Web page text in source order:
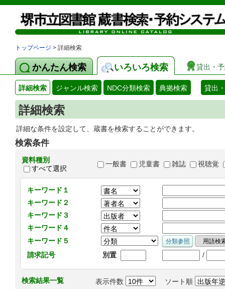
トップページ > 詳細検索
かんたん検索 いろいろ検索 貸出・
詳細検索 ジャンル検索 NDC分類検索 典拠検索 貸出
詳細検索
詳細な条件を設定して、蔵書を検索することができます。
検索条件
資料種別
すべて選択
一般書 児童書 雑誌 視聴覚
キーワード１
キーワード２
キーワード３
キーワード４
キーワード５
請求記号
別置 /
検索結果一覧 表示件数 ソート順